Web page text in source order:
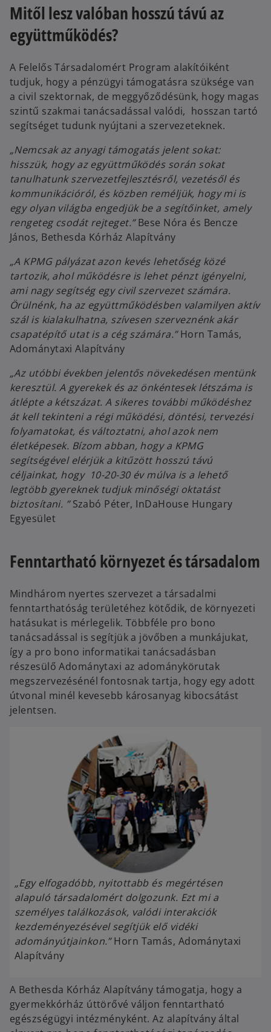
Mitől lesz valóban hosszú távú az
együttműködés?
A Felelős Társadalomért Program alakítóiként
tudjuk, hogy a pénzügyi támogatásra szüksége van
a civil szektornak, de meggyőződésünk, hogy magas
szintű szakmai tanácsadással valódi, hosszan tartó
segítséget tudunk nyújtani a szervezeteknek.
„Nemcsak az anyagi támogatás jelent sokat:
hisszük, hogy az együttműködés során sokat
tanulhatunk szervezetfejlesztésről, vezetésől és
kommunikációról, és közben reméljük, hogy mi is
egy olyan világba engedjük be a segítőinket, amely
rengeteg csodát rejteget.”Bese Nóra és Bencze
János, Bethesda Kórház Alapítvány
„A KPMG pályázat azon kevés lehetőség közé
tartozik, ahol működésre is lehet pénzt igényelni,
ami nagy segítség egy civil szervezet számára.
Örülnénk, ha az együttműködésben valamilyen aktív
szál is kialakulhatna, szívesen szerveznénk akár
csapatépítő utat is a cég számára.”Horn Tamás,
Adománytaxi Alapítvány
„Az utóbbi években jelentős növekedésen mentünk
keresztül. A gyerekek és az önkéntesek létszáma is
átlépte a kétszázat. A sikeres további működéshez
át kell tekinteni a régi működési, döntési, tervezési
folyamatokat, és változtatni, ahol azok nem
életképesek. Bízom abban, hogy a KPMG
segítségével elérjük a kitűzött hosszú távú
céljainkat, hogy 10-20-30 év múlva is a lehető
legtöbb gyereknek tudjuk minőségi oktatást
biztosítani. ”Szabó Péter, InDaHouse Hungary
Egyesület
Fenntartható környezet és társadalom
Mindhárom nyertes szervezet a társadalmi
fenntarthatóság területéhez kötődik, de környezeti
hatásukat is mérlegelik. Többféle pro bono
tanácsadással is segítjük a jövőben a munkájukat,
így a pro bono informatikai tanácsadásban
részesülő Adománytaxi az adománykörutak
megszervezésénél fontosnak tartja, hogy egy adott
útvonal minél kevesebb károsanyag kibocsátást
jelentsen.
„Egy elfogadóbb, nyitottabb és megértésen
alapuló társadalomért dolgozunk. Ezt mi a
személyes találkozások, valódi interakciók
kezdeményezésével segítjük elő vidéki
adományútjainkon.”Horn Tamás, Adománytaxi
Alapítvány
A Bethesda Kórház Alapítvány támogatja, hogy a
gyermekkórház úttörővé váljon fenntartható
egészségügyi intézményként. Az alapítvány által